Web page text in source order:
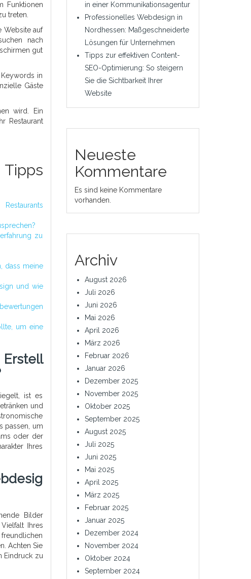
Funktionen
treten.
Website auf
nach
gut
in
Gäste
wird. Ein
Restaurant
zu
dass meine
und wie
um eine
Erstell
ist es
und
passen, um
oder der
Ihres
Bilder
Ihres
Achten Sie
Eindruck zu
in einer Kommunikationsagentur
Professionelles Webdesign in
Nordhessen: Maßgeschneiderte
Lösungen für Unternehmen
Tipps zur effektiven Content-
SEO-Optimierung: So steigern
Sie die Sichtbarkeit Ihrer
Website
Neueste
Kommentare
Es sind keine Kommentare
vorhanden.
Archiv
August 2026
Juli 2026
Juni 2026
Mai 2026
April 2026
März 2026
Februar 2026
Januar 2026
Dezember 2025
November 2025
Oktober 2025
September 2025
August 2025
Juli 2025
Juni 2025
Mai 2025
April 2025
März 2025
Februar 2025
Januar 2025
Dezember 2024
November 2024
Oktober 2024
September 2024